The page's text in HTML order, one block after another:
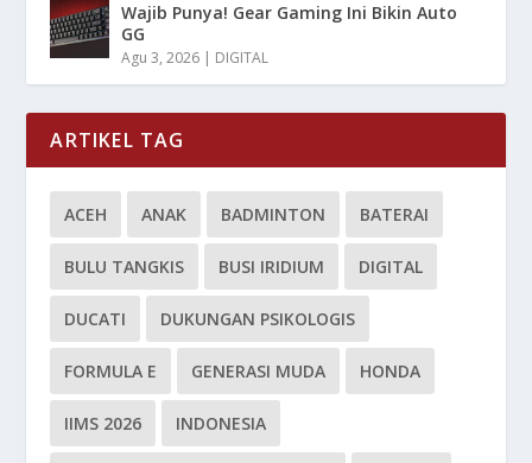
Wajib Punya! Gear Gaming Ini Bikin Auto
GG
Agu 3, 2026 | DIGITAL
ARTIKEL TAG
ACEH ANAK BADMINTON BATERAI
BULU TANGKIS BUSI IRIDIUM DIGITAL
DUCATI DUKUNGAN PSIKOLOGIS
FORMULA E GENERASI MUDA HONDA
IIMS 2026 INDONESIA